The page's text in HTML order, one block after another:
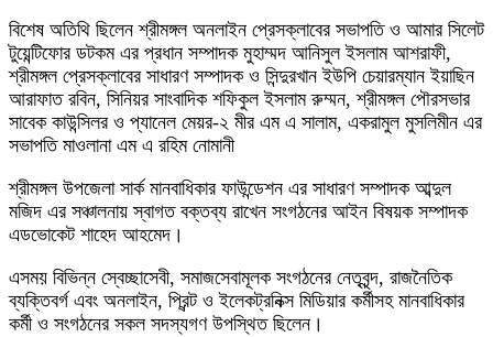
বিশেষ অতিথি ছিলেন শ্রীমঙ্গল অনলাইন প্রেসক্লাবের সভাপতি ও আমার সিলেট
টুয়েন্টিফোর ডটকম এর প্রধান সম্পাদক মুহাম্মদ আনিসুল ইসলাম আশরাফী,
শ্রীমঙ্গল প্রেসক্লাবের সাধারণ সম্পাদক ও সিন্দুরখান ইউপি চেয়ারম্যান ইয়াছিন
আরাফাত রবিন, সিনিয়র সাংবাদিক শফিকুল ইসলাম রুম্মন, শ্রীমঙ্গল পৌরসভার
সাবেক কাউন্সিলর ও প্যানেল মেয়র-২ মীর এম এ সালাম, একরামুল মুসলিমীন এর
সভাপতি মাওলানা এম এ রহিম নোমানী
শ্রীমঙ্গল উপজেলা সার্ক মানবাধিকার ফাউন্ডেশন এর সাধারণ সম্পাদক আব্দুল
মজিদ এর সঞ্চালনায় স্বাগত বক্তব্য রাখেন সংগঠনের আইন বিষয়ক সম্পাদক
এডভোকেট শাহেদ আহমেদ।
এসময় বিভিন্ন স্বেচ্ছাসেবী, সমাজসেবামূলক সংগঠনের নেতৃবৃন্দ, রাজনৈতিক
ব্যক্তিবর্গ এবং অনলাইন, প্রিন্ট ও ইলেকট্রনিক্স মিডিয়ার কর্মীসহ মানবাধিকার
কর্মী ও সংগঠনের সকল সদস্যগণ উপস্থিত ছিলেন।